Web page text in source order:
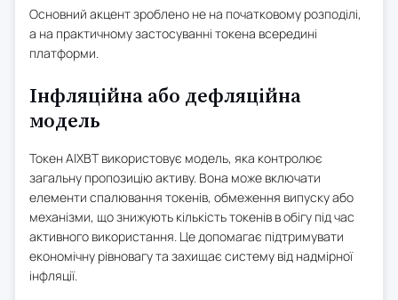
Основний акцент зроблено не на початковому розподілі,
а на практичному застосуванні токена всередині
платформи.
Інфляційна або дефляційна
модель
Токен AIXBT використовує модель, яка контролює
загальну пропозицію активу. Вона може включати
елементи спалювання токенів, обмеження випуску або
механізми, що знижують кількість токенів в обігу під час
активного використання. Це допомагає підтримувати
економічну рівновагу та захищає систему від надмірної
інфляції.